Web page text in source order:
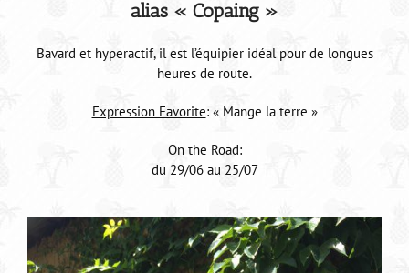
alias « Copaing »
Bavard et hyperactif, il est l’équipier idéal pour de longues
heures de route.
Expression Favorite: « Mange la terre »
On the Road:
du 29/06 au 25/07